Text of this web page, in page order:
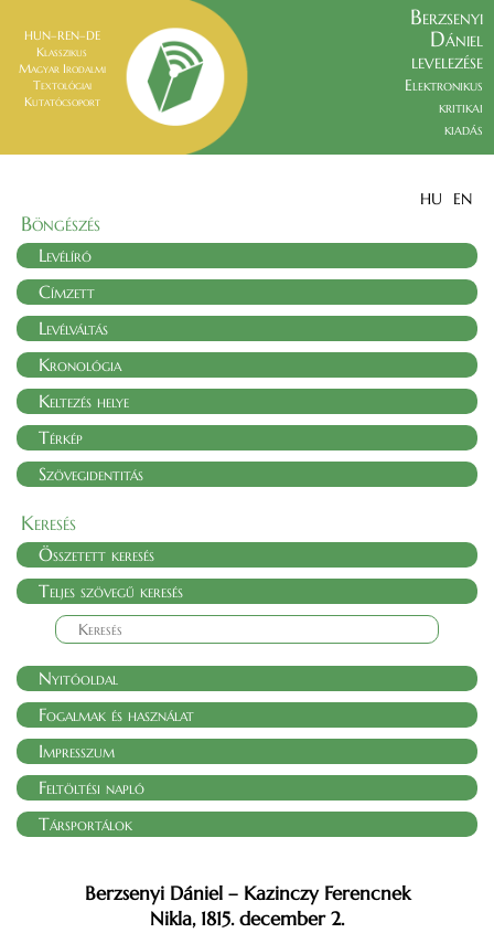
HUN–REN–DE
Klasszikus
Magyar Irodalmi
Textológiai
Kutatócsoport
Berzsenyi
Dániel
levelezése
Elektronikus
kritikai
kiadás
HU EN
Böngészés
Levélíró
Címzett
Levélváltás
Kronológia
Keltezés helye
Térkép
Szövegidentitás
Keresés
Összetett keresés
Teljes szövegű keresés
Nyitóoldal
Fogalmak és használat
Impresszum
Feltöltési napló
Társportálok
Berzsenyi Dániel – Kazinczy Ferencnek
Nikla, 1815. december 2.